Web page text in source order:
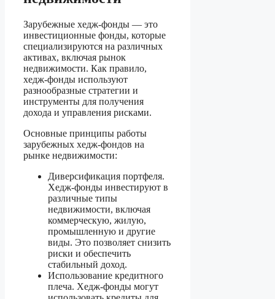
Зарубежные хедж-фонды — это
инвестиционные фонды, которые
специализируются на различных
активах, включая рынок
недвижимости. Как правило,
хедж-фонды используют
разнообразные стратегии и
инструменты для получения
дохода и управления рисками.
Основные принципы работы
зарубежных хедж-фондов на
рынке недвижимости:
Диверсификация портфеля.
Хедж-фонды инвестируют в
различные типы
недвижимости, включая
коммерческую, жилую,
промышленную и другие
виды. Это позволяет снизить
риски и обеспечить
стабильный доход.
Использование кредитного
плеча. Хедж-фонды могут